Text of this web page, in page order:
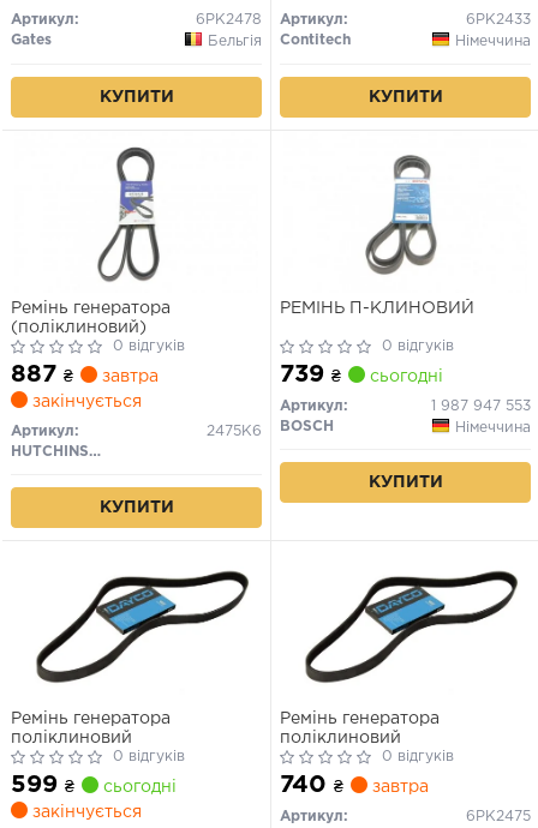
Артикул:
6PK2478
Gates
Бельгія
КУПИТИ
Артикул:
6PK2433
Contitech
Німеччина
КУПИТИ
Ремінь генератора
(поліклиновий)
0 відгуків
887 ₴
завтра
закінчується
Артикул:
2475K6
HUTCHINSON
КУПИТИ
РЕМІНЬ П-КЛИНОВИЙ
0 відгуків
739 ₴ сьогодні
Артикул:
1 987 947 553
BOSCH
Німеччина
КУПИТИ
Ремінь генератора
поліклиновий
0 відгуків
599 ₴
сьогодні
закінчується
Ремінь генератора
поліклиновий
0 відгуків
740 ₴ завтра
Артикул:
6PK2475